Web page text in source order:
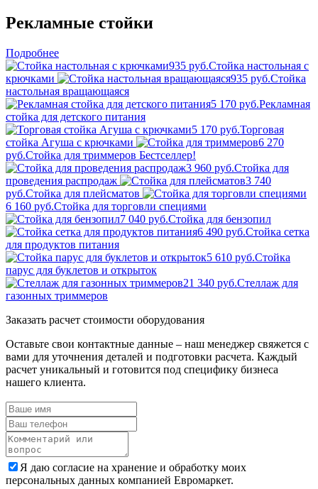
Рекламные стойки
Подробнее
935 руб.Стойка настольная с
крючками
935 руб.Стойка
настольная вращающаяся
5 170 руб.Рекламная
стойка для детского питания
5 170 руб.Торговая
стойка Агуша с крючками
6 270
руб.Стойка для триммеров Бестселлер!
3 960 руб.Стойка для
проведения распродаж
3 740
руб.Стойка для плейсматов
6 160 руб.Стойка для торговли специями
7 040 руб.Стойка для бензопил
6 490 руб.Стойка сетка
для продуктов питания
5 610 руб.Стойка
парус для буклетов и открыток
21 340 руб.Стеллаж для
газонных триммеров
Заказать расчет стоимости оборудования
Оставьте свои контактные данные – наш менеджер свяжется с
вами для уточнения деталей и подготовки расчета. Каждый
расчет уникальный и готовится под специфику бизнеса
нашего клиента.
Я даю согласие на хранение и обработку моих
персональных данных компанией Евромаркет.